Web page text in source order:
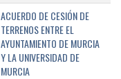
ACUERDO DE CESIÓN DE
TERRENOS ENTRE EL
AYUNTAMIENTO DE MURCIA
Y LA UNIVERSIDAD DE
MURCIA